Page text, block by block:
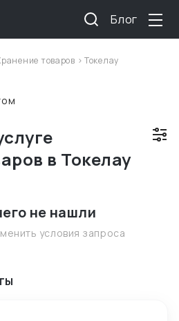
Блог
товаров >Токелау
в Токелау
не нашли
условия запроса